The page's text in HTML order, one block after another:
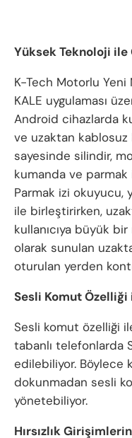
Yüksek Teknoloji
K-Tech Motorlu Yeni
KALE uygulaması
Android cihazlarda
ve uzaktan
sayesinde silindir,
kumanda ve parmak
Parmak izi okuyucu,
ile birleştirirken,
kullanıcıya büyük
olarak sunulan
oturulan yerden
Sesli Komut Özelliği
Sesli komut özelliği
tabanlı telefonlarda
edilebiliyor. Böylece
dokunmadan sesli
yönetebiliyor.
Hırsızlık